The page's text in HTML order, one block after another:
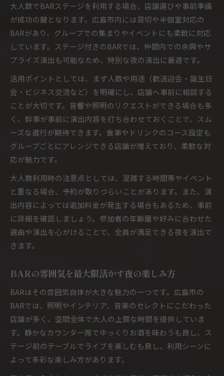
大人数でBARステージを利用する場合、店舗選びや事前準備
が成功の鍵となります。広島市内には貸切や半個室対応の
BARがあり、グループでの集まりやイベントにも柔軟に対応
しています。ステージ付きのBARでは、仲間内での余興やサ
プライズ演出も可能なため、特別な夜の演出に最適です。
活用ポイントとしては、まず人数や用途（歓送迎会・誕生日
会・ビジネス交流など）を明確にし、店舗へ事前に相談する
ことが大切です。音響や照明のリクエストができる場合も多
く、幹事が事前に演出内容を打ち合わせておくことで、スム
ーズな進行が期待できます。食事やドリンクのコース設定も
グループごとにアレンジできる店舗が増えており、柔軟な対
応が魅力です。
大人数利用時の注意点としては、混雑する時間帯やイベント
と重なる場合、予約が取りづらいことがあります。また、演
出内容によっては追加料金が発生する場合もあるため、事前
に詳細を確認しましょう。参加者の年齢層や好みに合わせた
選曲や演出を心がけることで、全員が満足できる夜を演出で
きます。
BARの雰囲気を最大限活かす夜の楽しみ方
BARはその雰囲気自体が大きな魅力の一つです。広島市の
BARでは、照明やインテリア、音楽のセレクトにこだわった
店舗が多く、空間全体で大人の上質な時間を提供していま
す。静かなカウンター席でゆっくりお酒を味わうも良し、ス
テージ前のテーブルでライブを楽しむも良し、利用シーンに
よって多彩な楽しみ方があります。